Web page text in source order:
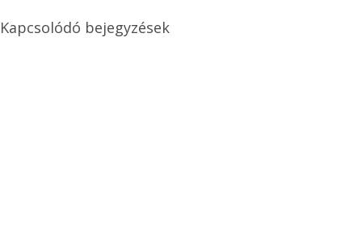
Kapcsolódó bejegyzések